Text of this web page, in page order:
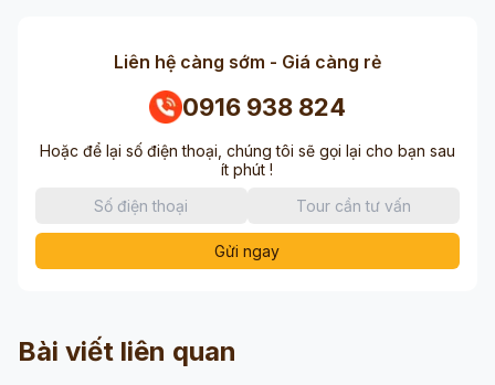
Liên hệ càng sớm - Giá càng rẻ
0916 938 824
Hoặc để lại số điện thoại, chúng tôi sẽ gọi lại cho bạn sau
ít phút !
Gửi ngay
Bài viết liên quan